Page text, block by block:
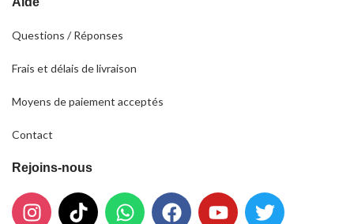
Questions / Réponses
Frais et délais de livraison
Moyens de paiement acceptés
Contact
Rejoins-nous